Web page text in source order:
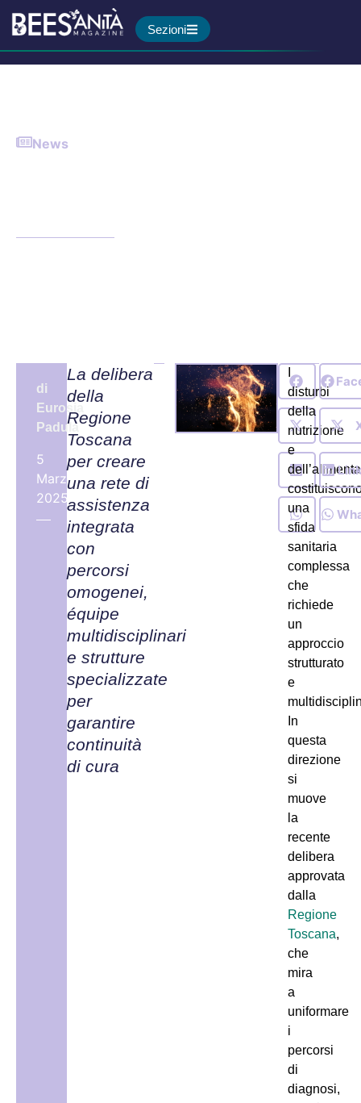
Sezioni
News
di
Eurosia
Padula
5
Marzo,
2025
La delibera
della
Regione
Toscana
per creare
una rete di
assistenza
integrata
con
percorsi
omogenei,
équipe
multidisciplinari
e strutture
specializzate
per
garantire
continuità
di cura
disturbi
della
nutrizione
e
una
sfida
sanitaria
complessa
che
richiede
un
approccio
strutturato
e
In
questa
direzione
si
muove
la
recente
delibera
approvata
dalla
Regione
Toscana,
che
mira
a
uniformare
i
percorsi
di
diagnosi,